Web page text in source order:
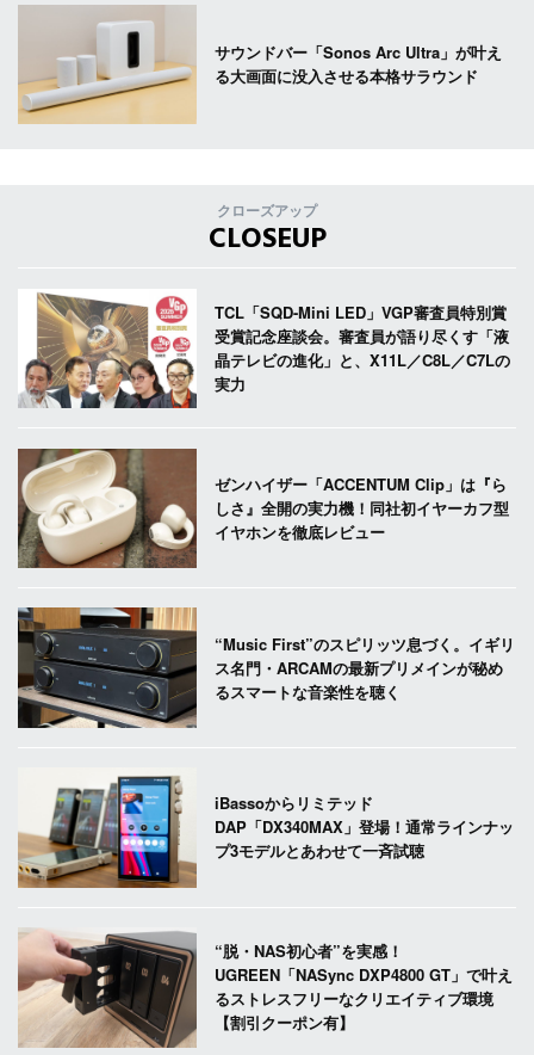
サウンドバー「Sonos Arc Ultra」が叶え
る大画面に没入させる本格サラウンド
クローズアップ
CLOSEUP
TCL「SQD-Mini LED」VGP審査員特別賞
受賞記念座談会。審査員が語り尽くす「液
晶テレビの進化」と、X11L／C8L／C7Lの
実力
ゼンハイザー「ACCENTUM Clip」は『ら
しさ』全開の実力機！同社初イヤーカフ型
イヤホンを徹底レビュー
“Music First”のスピリッツ息づく。イギリ
ス名門・ARCAMの最新プリメインが秘め
るスマートな音楽性を聴く
iBassoからリミテッド
DAP「DX340MAX」登場！通常ラインナッ
プ3モデルとあわせて一斉試聴
“脱・NAS初心者”を実感！
UGREEN「NASync DXP4800 GT」で叶え
るストレスフリーなクリエイティブ環境
【割引クーポン有】